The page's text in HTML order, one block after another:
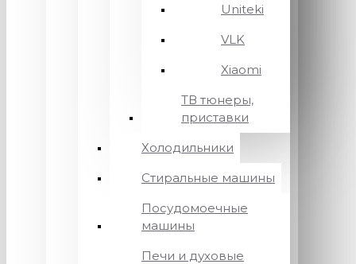
Uniteki
VLK
Xiaomi
ТВ тюнеры,
приставки
Холодильники
Стиральные машины
Посудомоечные
машины
Печи и духовые